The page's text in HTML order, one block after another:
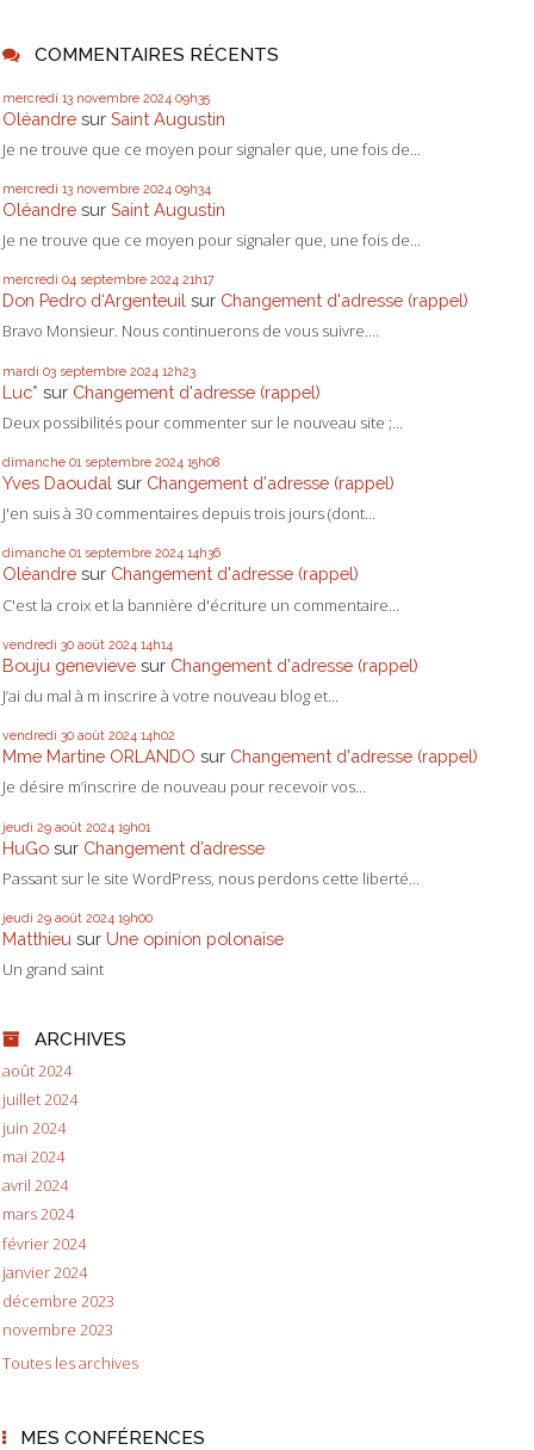
COMMENTAIRES RÉCENTS
mercredi 13 novembre 2024 09h35
Oléandre sur Saint Augustin
Je ne trouve que ce moyen pour signaler que, une fois de...
mercredi 13 novembre 2024 09h34
Oléandre sur Saint Augustin
Je ne trouve que ce moyen pour signaler que, une fois de...
mercredi 04 septembre 2024 21h17
Don Pedro d‘Argenteuil sur Changement d'adresse (rappel)
Bravo Monsieur. Nous continuerons de vous suivre....
mardi 03 septembre 2024 12h23
Luc* sur Changement d'adresse (rappel)
Deux possibilités pour commenter sur le nouveau site ;...
dimanche 01 septembre 2024 15h08
Yves Daoudal sur Changement d'adresse (rappel)
J'en suis à 30 commentaires depuis trois jours (dont...
dimanche 01 septembre 2024 14h36
Oléandre sur Changement d'adresse (rappel)
C'est la croix et la bannière d'écriture un commentaire...
vendredi 30 août 2024 14h14
Bouju genevieve sur Changement d'adresse (rappel)
J’ai du mal à m inscrire à votre nouveau blog et...
vendredi 30 août 2024 14h02
Mme Martine ORLANDO sur Changement d'adresse (rappel)
Je désire m’inscrire de nouveau pour recevoir vos...
jeudi 29 août 2024 19h01
HuGo sur Changement d’adresse
Passant sur le site WordPress, nous perdons cette liberté...
jeudi 29 août 2024 19h00
Matthieu sur Une opinion polonaise
Un grand saint
ARCHIVES
août 2024
juillet 2024
juin 2024
mai 2024
avril 2024
mars 2024
février 2024
janvier 2024
décembre 2023
novembre 2023
Toutes les archives
MES CONFÉRENCES